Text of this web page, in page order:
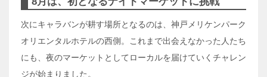
次にキャラバンが耕す場所となるのは、神戸メリケンパーク
オリエンタルホテルの西側。これまで出会えなかった人たち
にも、夜のマーケットとしてローカルを届けていくチャレン
ジが始まりました。